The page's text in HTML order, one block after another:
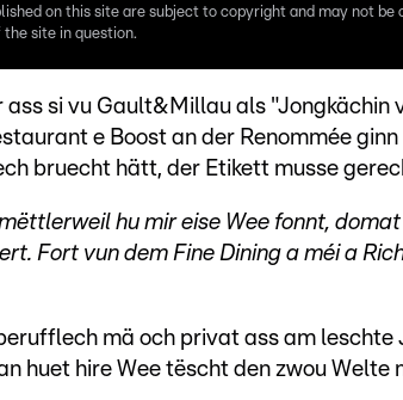
on this site are subject to copyright and may not
site in question.
ass si vu Gault&Millau als "Jongkächin
e Boost an der Renommée
bruecht hätt, der Etikett musse
hu mir eise Wee fonnt,
Fort vun dem Fine Dining a méi a
mä och privat ass am
huet hire Wee tëscht den zwou Welte